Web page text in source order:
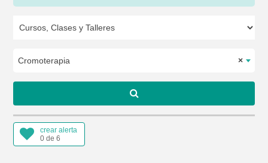
×
Cromoterapia
crear alerta
0 de 6